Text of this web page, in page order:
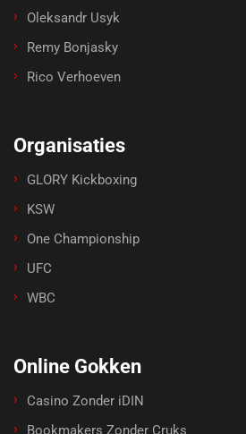
Oleksandr Usyk
Remy Bonjasky
Rico Verhoeven
Organisaties
GLORY Kickboxing
KSW
One Championship
UFC
WBC
Online Gokken
Casino Zonder iDIN
Bookmakers Zonder Cruks